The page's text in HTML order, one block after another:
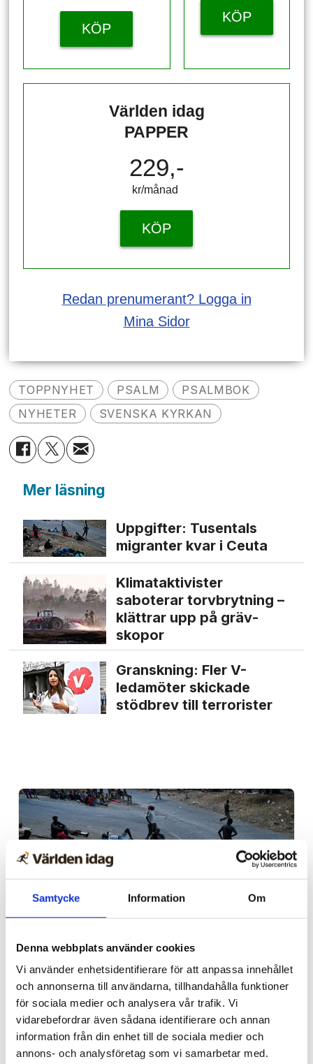
Samtycke Information Om
Denna webbplats använder cookies
Vi använder enhetsidentifierare för att anpassa innehållet
och annonserna till användarna, tillhandahålla funktioner
för sociala medier och analysera vår trafik. Vi
vidarebefordrar även sådana identifierare och annan
information från din enhet till de sociala medier och
annons- och analysföretag som vi samarbetar med.
KÖP
KÖP
Världen idag
PAPPER
229,-
kr/månad ​​​​​​
KÖP
Redan prenumerant? Logga in
Mina Sidor
TOPPNYHET PSALM
PSALMBOK
NYHETER
SVENSKA KYRKAN
Mer läsning
Uppgifter: Tusentals
migranter kvar i Ceuta
Klimat­aktivister
saboterar torv­brytning –
klättrar upp på gräv­
skopor
Granskning: Fler V-
ledamöter skickade
stödbrev till terrorister
Spanien/Marocko
Uppgifter: Tusentals
migranter kvar i Ceuta